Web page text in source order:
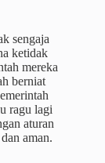
sengaja
ketidak
mereka
berniat
ragu lagi
aturan
aman.